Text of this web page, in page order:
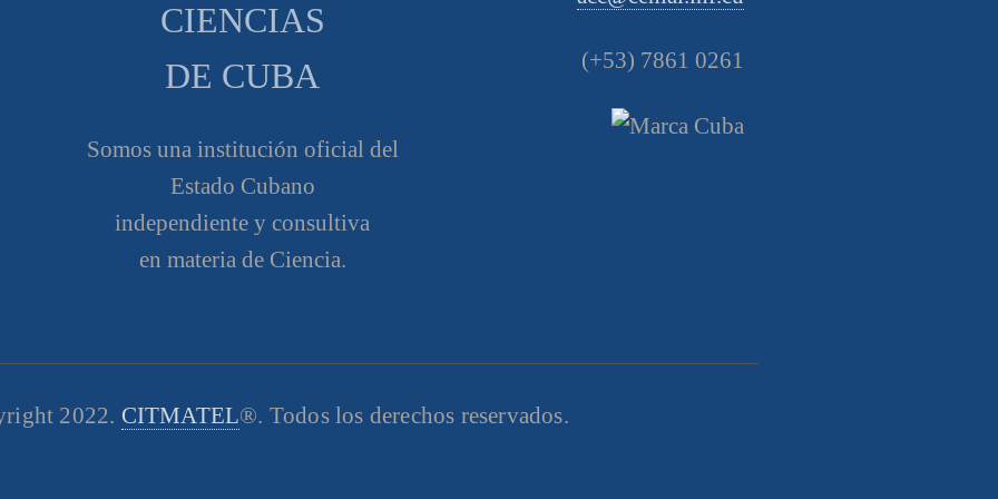
CIENCIAS
DE CUBA
Somos una institución oficial del
Estado Cubano
independiente y consultiva
en materia de Ciencia.
(+53) 7861 0261
2022. CITMATEL®. Todos los derechos reservados.